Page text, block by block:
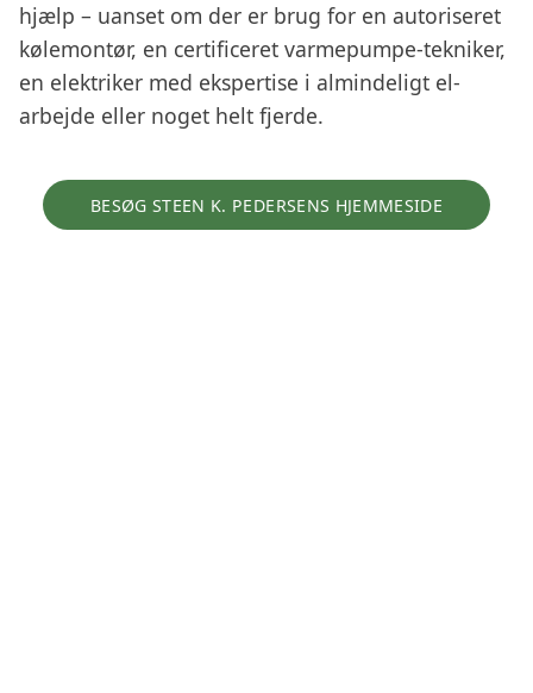
hjælp – uanset om der er brug for en autoriseret
kølemontør, en certificeret varmepumpe-tekniker,
en elektriker med ekspertise i almindeligt el-
arbejde eller noget helt fjerde.
BESØG STEEN K. PEDERSENS HJEMMESIDE